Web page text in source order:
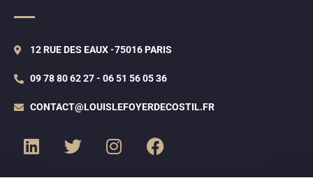
12 RUE DES EAUX -75016 PARIS
09 78 80 62 27 - 06 51 56 05 36
CONTACT@LOUISLEFOYERDECOSTIL.FR